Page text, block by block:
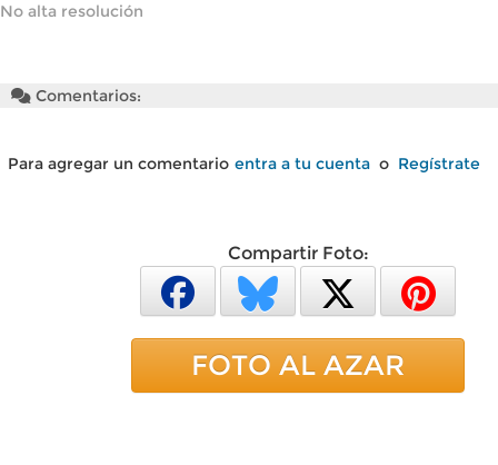
No alta resolución
Comentarios:
Para agregar un comentario entra a tu cuenta o Regístrate
Compartir Foto:
FOTO AL AZAR